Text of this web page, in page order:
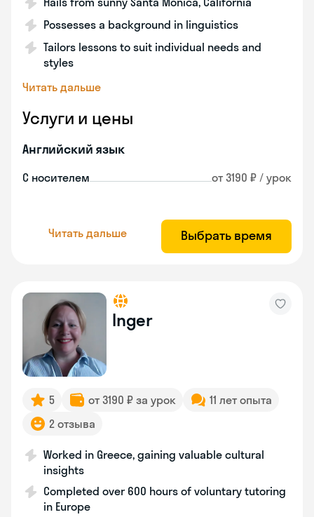
Possesses a background in linguistics
Tailors lessons to suit individual needs and
styles
Читать дальше
Услуги и цены
Английский язык
С носителем от 3190 ₽ / урок
Читать дальше Выбрать время
Inger
5 от 3190 ₽ за урок
11 лет опыта
2 отзыва
Worked in Greece, gaining valuable cultural
insights
Completed over 600 hours of voluntary tutoring
in Europe